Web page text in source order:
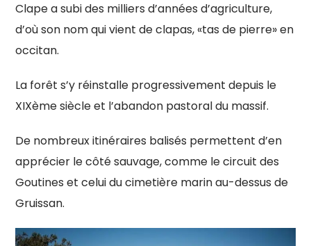
Clape a subi des milliers d’années d’agriculture,
d’où son nom qui vient de clapas, «tas de pierre» en
occitan.
La forêt s’y réinstalle progressivement depuis le
XIXème siècle et l’abandon pastoral du massif.
De nombreux itinéraires balisés permettent d’en
apprécier le côté sauvage, comme le circuit des
Goutines et celui du cimetière marin au-dessus de
Gruissan.